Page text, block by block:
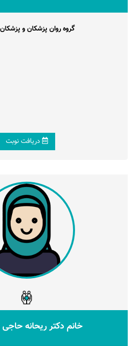
گروه روان پزشکان و
دریافت نوبت
خانم دکتر ریحانه حاجی